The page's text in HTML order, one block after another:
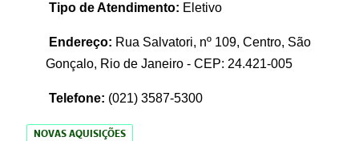
Tipo de Atendimento: Eletivo
Endereço: Rua Salvatori, nº 109, Centro, São
Gonçalo, Rio de Janeiro - CEP: 24.421-005
Telefone: (021) 3587-5300
NOVAS AQUISIÇÕES